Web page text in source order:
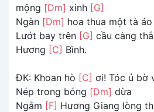
mộng [Dm] xinh [G]
Ngàn [Dm] hoa thua một tà áo
Lướt bay trên [G] cầu càng
Hương [C] Bình.
ĐK: Khoan hò [C] ơi! Tóc ủ bờ
Nép trong bóng [Dm] dừa
Ngắm [F] Hương Giang lòng